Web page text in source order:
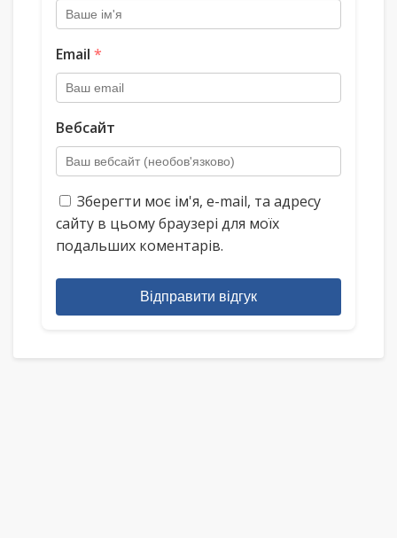
Email *
Вебсайт
Зберегти моє ім'я, e-mail, та адресу
сайту в цьому браузері для моїх
подальших коментарів.
Відправити відгук